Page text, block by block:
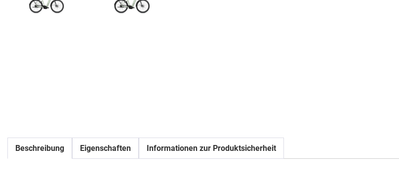
Beschreibung Eigenschaften Informationen zur Produktsicherheit